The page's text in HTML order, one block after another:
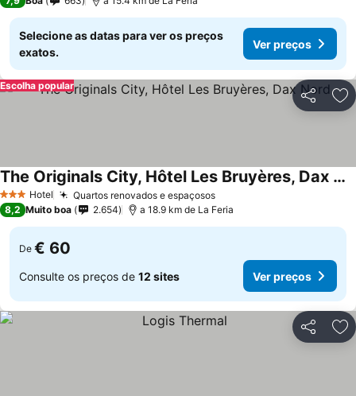
Selecione as datas para ver os preços
exatos.
Ver preços
Partilhar
Escolha popular
3 EstrelasHotel Quartos renovados e espaçosos
The Originals City, Hôtel Les Bruyères, Dax Nord
8,2 Muito boa 2.654 a 18.9 km de La Feria
De € 60
Consulte os preços de 12 sites Ver preços
Partilhar